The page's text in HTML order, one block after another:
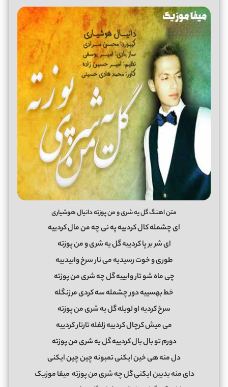
متن اهنگ گل یه شری و من پوزته دانیال هوشیاری
ای چشمله کال کردییه په نی چه من مال کردییه
ای شر بر پا کردییه گل یه شری و من پوزته
طوری و خوت رسیدیه می نار سرخ وابیدییه
چی ماه شو تار وابییه گل چه شری من پوزته
خط بهسییه دور چشمله سه کردی مرزنگله
سرخ کردیه او لویله گل یه شری من پوزته
می میش کرچال کردییه زلفله تارتار کردییه
دورم تو بال بال کردییه گل یه شری من پوزته
دل منه هی خین ایکنی تمبونه چین چین ایکنی
دای منه بدبین ایکنی گل چه شری من پوزته میفا موزیک